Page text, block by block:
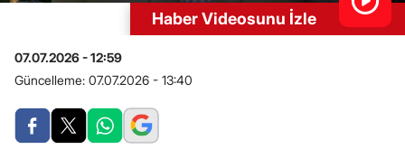
Haber Videosunu İzle
07.07.2026 - 12:59
Güncelleme: 07.07.2026 - 13:40